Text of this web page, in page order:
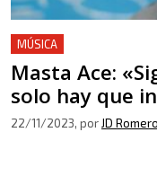
MÚSICA
Masta Ace:
solo hay que
22/11/2023, por JD Romero